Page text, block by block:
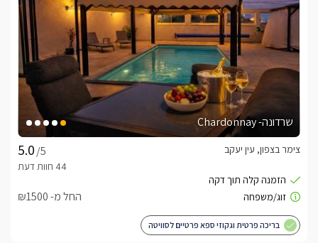
שרדונה- Chardonnay
/5
צימר בצפון, עין יעקב
החל מ- ₪1500
בריכה פרטית וגקוזי ספא פרטיים לסוויטה